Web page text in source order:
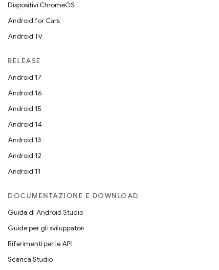
Dispositivi ChromeOS
Android for Cars
Android TV
RELEASE
Android 17
Android 16
Android 15
Android 14
Android 13
Android 12
Android 11
DOCUMENTAZIONE E DOWNLOAD
Guida di Android Studio
Guide per gli sviluppatori
Riferimenti per le API
Scarica Studio